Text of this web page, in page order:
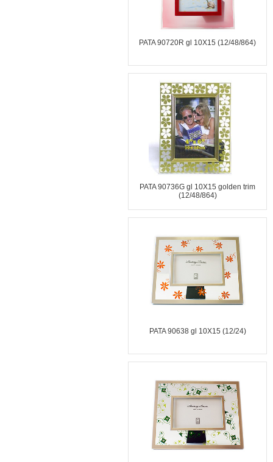
PATA 90720R gl 10X15 (12/48/864)
PATA 90736G gl 10X15 golden trim
(12/48/864)
PATA 90638 gl 10X15 (12/24)